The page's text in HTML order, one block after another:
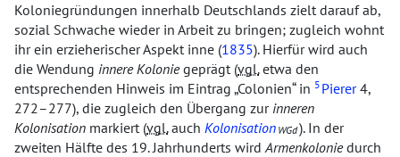
Koloniegründungen innerhalb Deutschlands zielt darauf ab,
sozial Schwache wieder in Arbeit zu bringen; zugleich wohnt
ihr ein erzieherischer Aspekt inne (1835). Hierfür wird auch
die Wendung innere Koloniegeprägt (vgl.etwa den
entsprechenden Hinweis im Eintrag Colonien in 5 Pierer4,
272–277), die zugleich den Übergang zur inneren
Kolonisation markiert (vgl.auch Kolonisation WGd). In der
zweiten Hälfte des 19. Jahrhunderts wirdArmenkoloniedurch